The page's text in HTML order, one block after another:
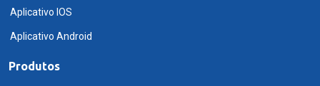
Aplicativo IOS
Aplicativo Android
Produtos